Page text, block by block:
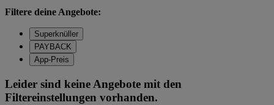
Filtere deine Angebote:
Superknüller
PAYBACK
App-Preis
Leider sind keine Angebote mit den
Filtereinstellungen vorhanden.